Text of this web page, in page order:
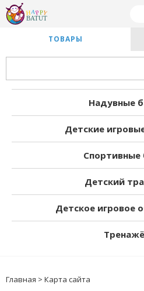
ТОВАРЫ
Надувные
Детские
Спортивные
Детский
Детское игровое
Главная > Карта сайта